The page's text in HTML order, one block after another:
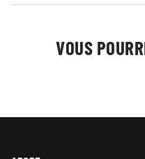
VOUS